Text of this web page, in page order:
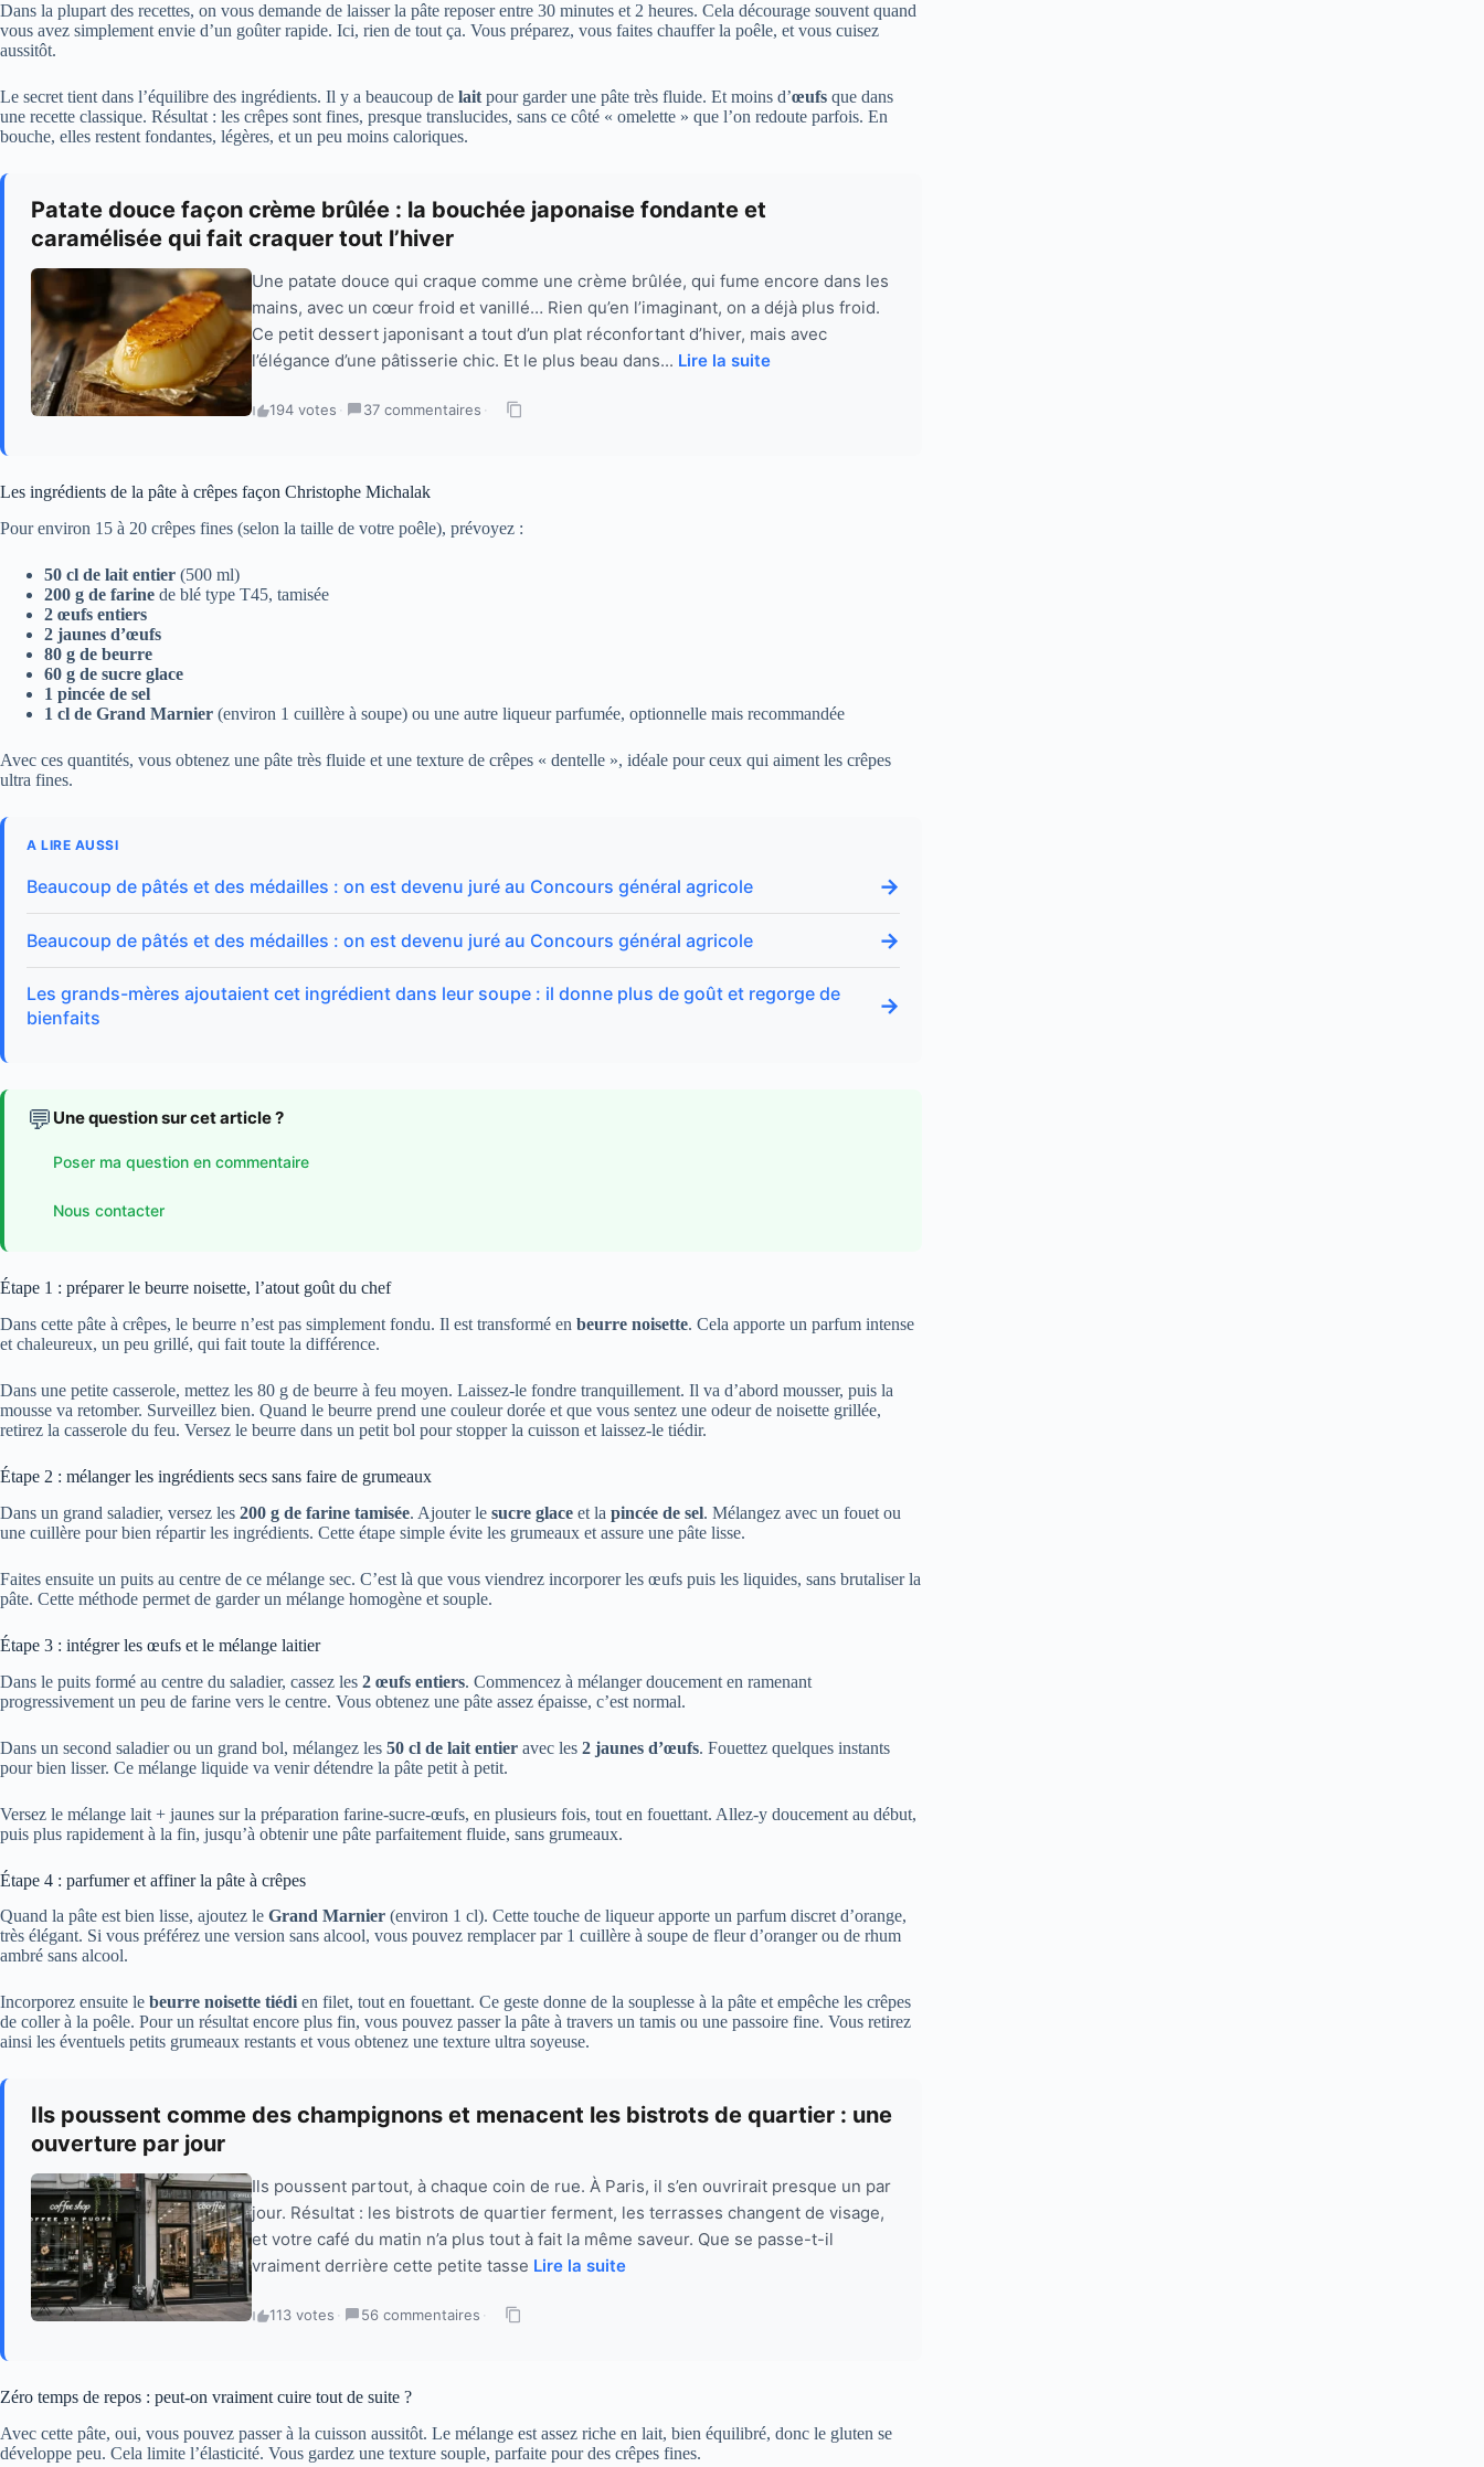
Dans la plupart des recettes, on vous demande de laisser la pâte reposer entre 30 minutes et 2 heures. Cela décourage souvent quand
vous avez simplement envie d’un goûter rapide. Ici, rien de tout ça. Vous préparez, vous faites chauffer la poêle, et vous cuisez
aussitôt.
Le secret tient dans l’équilibre des ingrédients. Il y a beaucoup de laitpour garder une pâte très fluide. Et moins d’œufs que dans
une recette classique. Résultat : les crêpes sont fines, presque translucides, sans ce côté « omelette » que l’on redoute parfois. En
bouche, elles restent fondantes, légères, et un peu moins caloriques.
Patate douce façon crème brûlée : la bouchée japonaise fondante et
caramélisée qui fait craquer tout l’hiver
Une patate douce qui craque comme une crème brûlée, qui fume encore dans les
mains, avec un cœur froid et vanillé… Rien qu’en l’imaginant, on a déjà plus froid.
Ce petit dessert japonisant a tout d’un plat réconfortant d’hiver, mais avec
l’élégance d’une pâtisserie chic. Et le plus beau dans... Lire la suite
194 votes · 37 commentaires ·
Les ingrédients de la pâte à crêpes façon Christophe Michalak
Pour environ 15 à 20 crêpes fines (selon la taille de votre poêle), prévoyez :
50 cl de lait entier (500 ml)
200 g de farine de blé type T45, tamisée
2 œufs entiers
2 jaunes d’œufs
80 g de beurre
60 g de sucre glace
1 pincée de sel
1 cl de Grand Marnier (environ 1 cuillère à soupe) ou une autre liqueur parfumée, optionnelle mais recommandée
Avec ces quantités, vous obtenez une pâte très fluide et une texture de crêpes « dentelle », idéale pour ceux qui aiment les crêpes
ultra fines.
A LIRE AUSSI
Beaucoup de pâtés et des médailles : on est devenu juré au Concours général agricole →
Beaucoup de pâtés et des médailles : on est devenu juré au Concours général agricole →
Les grands-mères ajoutaient cet ingrédient dans leur soupe : il donne plus de goût et regorge de
bienfaits
→
💬 Une question sur cet article ?
Poser ma question en commentaire
Nous contacter
Étape 1 : préparer le beurre noisette, l’atout goût du chef
Dans cette pâte à crêpes, le beurre n’est pas simplement fondu. Il est transformé en beurre noisette. Cela apporte un parfum intense
et chaleureux, un peu grillé, qui fait toute la différence.
Dans une petite casserole, mettez les 80 g de beurre à feu moyen. Laissez-le fondre tranquillement. Il va d’abord mousser, puis la
mousse va retomber. Surveillez bien. Quand le beurre prend une couleur dorée et que vous sentez une odeur de noisette grillée,
retirez la casserole du feu. Versez le beurre dans un petit bol pour stopper la cuisson et laissez-le tiédir.
Étape 2 : mélanger les ingrédients secs sans faire de grumeaux
Dans un grand saladier, versez les 200 g de farine tamisée. Ajouter le sucre glace et la pincée de sel. Mélangez avec un fouet ou
une cuillère pour bien répartir les ingrédients. Cette étape simple évite les grumeaux et assure une pâte lisse.
Faites ensuite un puits au centre de ce mélange sec. C’est là que vous viendrez incorporer les œufs puis les liquides, sans brutaliser la
pâte. Cette méthode permet de garder un mélange homogène et souple.
Étape 3 : intégrer les œufs et le mélange laitier
Dans le puits formé au centre du saladier, cassez les 2 œufs entiers. Commencez à mélanger doucement en ramenant
progressivement un peu de farine vers le centre. Vous obtenez une pâte assez épaisse, c’est normal.
Dans un second saladier ou un grand bol, mélangez les 50 cl de lait entier avec les 2 jaunes d’œufs. Fouettez quelques instants
pour bien lisser. Ce mélange liquide va venir détendre la pâte petit à petit.
Versez le mélange lait + jaunes sur la préparation farine-sucre-œufs, en plusieurs fois, tout en fouettant. Allez-y doucement au début,
puis plus rapidement à la fin, jusqu’à obtenir une pâte parfaitement fluide, sans grumeaux.
Étape 4 : parfumer et affiner la pâte à crêpes
Quand la pâte est bien lisse, ajoutez le Grand Marnier (environ 1 cl). Cette touche de liqueur apporte un parfum discret d’orange,
très élégant. Si vous préférez une version sans alcool, vous pouvez remplacer par 1 cuillère à soupe de fleur d’oranger ou de rhum
ambré sans alcool.
Incorporez ensuite le beurre noisette tiédi en filet, tout en fouettant. Ce geste donne de la souplesse à la pâte et empêche les crêpes
de coller à la poêle. Pour un résultat encore plus fin, vous pouvez passer la pâte à travers un tamis ou une passoire fine. Vous retirez
ainsi les éventuels petits grumeaux restants et vous obtenez une texture ultra soyeuse.
Ils poussent comme des champignons et menacent les bistrots de quartier : une
ouverture par jour
Ils poussent partout, à chaque coin de rue. À Paris, il s’en ouvrirait presque un par
jour. Résultat : les bistrots de quartier ferment, les terrasses changent de visage,
et votre café du matin n’a plus tout à fait la même saveur. Que se passe-t-il
vraiment derrière cette petite tasse Lire la suite
113 votes · 56 commentaires ·
Zéro temps de repos : peut-on vraiment cuire tout de suite ?
Avec cette pâte, oui, vous pouvez passer à la cuisson aussitôt. Le mélange est assez riche en lait, bien équilibré, donc le gluten se
développe peu. Cela limite l’élasticité. Vous gardez une texture souple, parfaite pour des crêpes fines.